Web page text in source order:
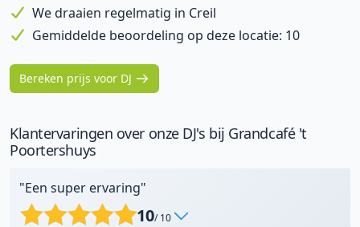
We draaien regelmatig in Creil
Gemiddelde beoordeling op deze locatie: 10
Bereken prijs voor DJ
Klantervaringen over onze DJ's bij Grandcafé 't
Poortershuys
"Een super ervaring"
10/ 10